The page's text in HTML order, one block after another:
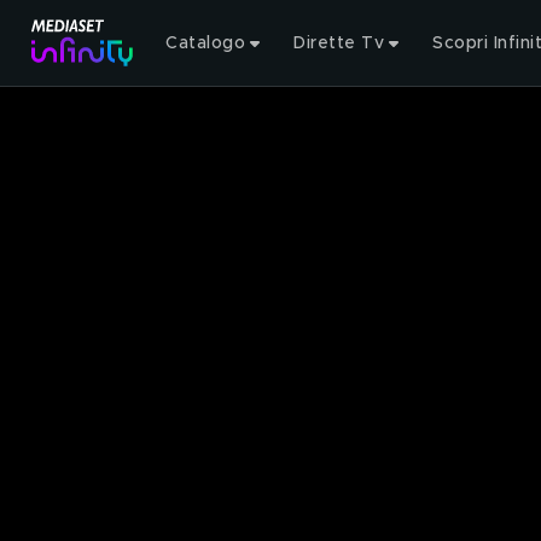
Catalogo Dirette Tv Scopri